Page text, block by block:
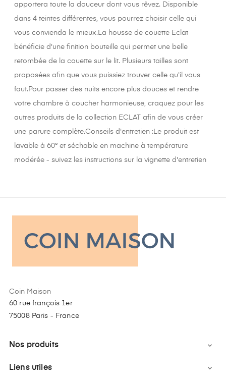
apportera toute la douceur dont vous rêvez. Disponible
dans 4 teintes différentes, vous pourrez choisir celle qui
vous convienda le mieux.La housse de couette Eclat
bénéficie d'une finition bouteille qui permet une belle
retombée de la couette sur le lit. Plusieurs tailles sont
proposées afin que vous puissiez trouver celle qu'il vous
faut.Pour passer des nuits encore plus douces et rendre
votre chambre à coucher harmonieuse, craquez pour les
autres produits de la collection ECLAT afin de vous créer
une parure complète.Conseils d'entretien :Le produit est
lavable à 60° et séchable en machine à température
modérée - suivez les instructions sur la vignette d'entretien
Coin Maison
60 rue françois 1er
75008 Paris - France
Nos produits 
Liens utiles 